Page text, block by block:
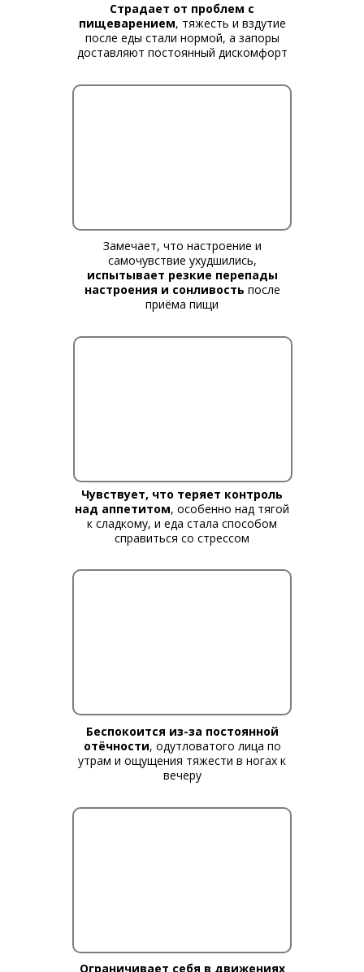
Страдает от проблем с
пищеварением, тяжесть и вздутие
после еды стали нормой, а запоры
доставляют постоянный дискомфорт
Замечает, что настроение и
самочувствие ухудшились,
испытывает резкие перепады
настроения и сонливость после
приёма пищи
Чувствует, что теряет контроль
над аппетитом, особенно над тягой
к сладкому, и еда стала способом
справиться со стрессом
Беспокоится из-за постоянной
отёчности, одутловатого лица по
утрам и ощущения тяжести в ногах к
вечеру
Ограничивает себя в движениях